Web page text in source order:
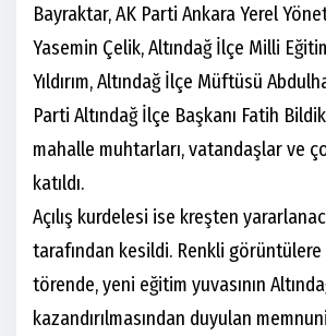
Bayraktar, AK Parti Ankara Yerel
Yasemin Çelik, Altındağ İlçe Milli
Yıldırım, Altındağ İlçe Müftüsü
Parti Altındağ İlçe Başkanı Fatih
mahalle muhtarları, vatandaşlar ve
katıldı.
Açılış kurdelesi ise kreşten
tarafından kesildi. Renkli
törende, yeni eğitim yuvasının
kazandırılmasından duyulan